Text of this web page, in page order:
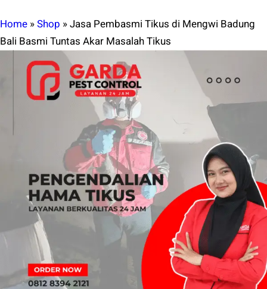
Home »Shop »Jasa Pembasmi Tikus di Mengwi Badung
Bali Basmi Tuntas Akar Masalah Tikus